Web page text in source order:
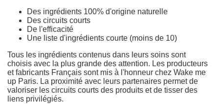
Des ingrédients 100% d'origine naturelle
Des circuits courts
De l'efficacité
Une liste d'ingrédients courte (moins de 10)
Tous les ingrédients contenus dans leurs soins sont
choisis avec la plus grande des attention. Les producteurs
et fabricants Français sont mis à l'honneur chez Wake me
up Paris. La proximité avec leurs partenaires permet de
valoriser les circuits courts des produits et de tisser des
liens privilégiés.